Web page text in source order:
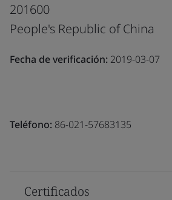
201600
People's Republic of China
Fecha de verificación: 2019-03-07
Teléfono: 86-021-57683135
Certificados